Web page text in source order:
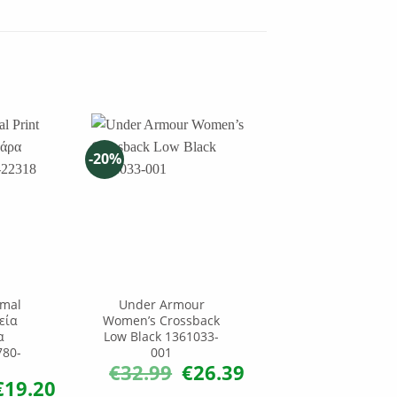
19.20Η
-20%
Under Armour
Women’s Crossback
Low Black 1361033-
001
€32.99 Original
price
€26.39Η
τρέχουσα